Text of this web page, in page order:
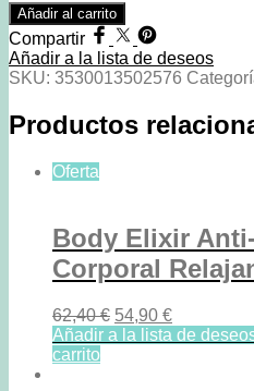
Tónico
De
La
Piel
Sin
De
Oligomarine
250ml
cantidad
Añadir al carrito
Compartir
Añadir a la lista de deseos
SKU: 3530013502576
Productos
Oferta
Body Elixir
Corporal
62,40€ Original
price
54,90 €Current
price
Añadir a la lista de
carrito